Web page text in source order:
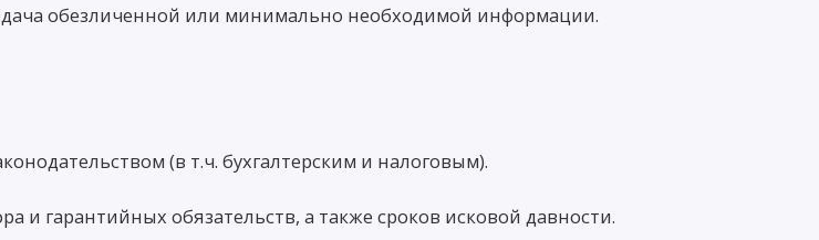
обезличенной или минимально необходимой информации.
(в т.ч. бухгалтерским и налоговым).
и гарантийных обязательств, а также сроков исковой давности.